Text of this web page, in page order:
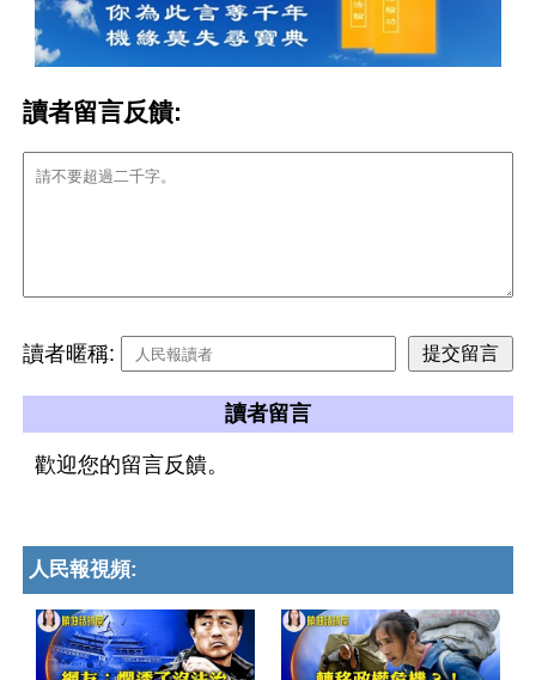
讀者留言反饋:
讀者暱稱:
讀者留言
歡迎您的留言反饋。
人民報視頻: